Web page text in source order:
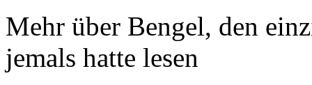
Mehr über Bengel, den
jemals hatte lesen